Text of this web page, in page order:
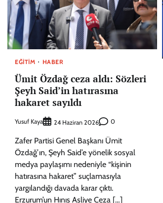
EĞITIM HABER
Ümit Özdağ ceza aldı: Sözleri
Şeyh Said’in hatırasına
hakaret sayıldı
Yusuf Kaya 24 Haziran 2026 0
Zafer Partisi Genel Başkanı Ümit
Özdağ’ın, Şeyh Said’e yönelik sosyal
medya paylaşımı nedeniyle “kişinin
hatırasına hakaret” suçlamasıyla
yargılandığı davada karar çıktı.
Erzurum’un Hınıs Asliye Ceza […]